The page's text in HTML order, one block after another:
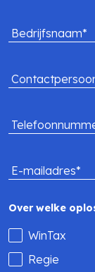
Bedrijfsnaam*
E-mailadres*
Over welke
WinTax
Regie